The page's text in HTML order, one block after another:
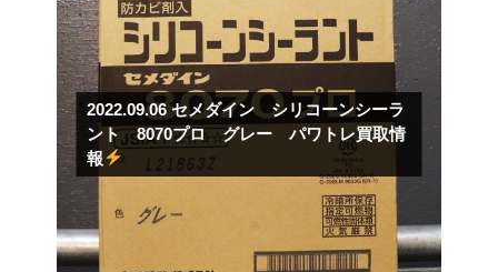
2022.09.06セメダイン シリコーンシーラ
ント 8070プロ グレー パワトレ買取情
報